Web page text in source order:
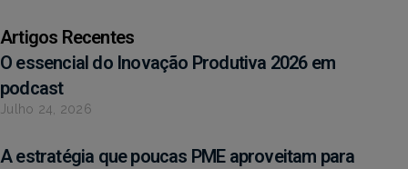
Artigos Recentes
O essencial do Inovação Produtiva 2026 em
podcast
Julho 24, 2026
A estratégia que poucas PME aproveitam para